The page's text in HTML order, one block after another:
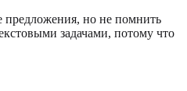
предложения, но не помнить
задачами, потому что